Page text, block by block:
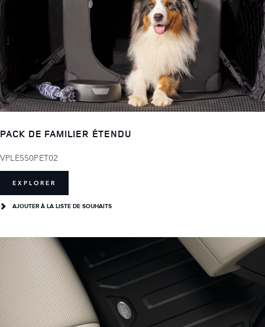
PACK DE FAMILIER ÉTENDU
VPLE550PET02
EXPLORER
AJOUTER À LA LISTE DE SOUHAITS